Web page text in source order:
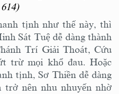
614)
tịnh như thế này, thì
Sát Tuệ dễ dàng thành
Trí Giải Thoát, Cứu
trừ mọi khổ đau. Hoặc
tịnh, Sơ Thiền dễ dàng
nên nhu nhuyến nhờ